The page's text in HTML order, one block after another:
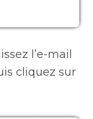
l’e-mail
cliquez sur